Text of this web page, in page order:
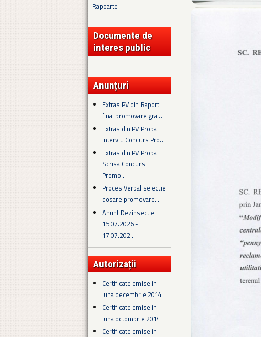
Rapoarte
Documente de
interes public
Anunțuri
Extras PV din Raport
final promovare gra...
Extras din PV Proba
Interviu Concurs Pro...
Extras din PV Proba
Scrisa Concurs
Promo...
Proces Verbal selectie
dosare promovare...
Anunt Dezinsectie
15.07.2026 -
17.07.202...
Autorizații
Certificate emise in
luna decembrie 2014
Certificate emise in
luna octombrie 2014
Certificate emise in